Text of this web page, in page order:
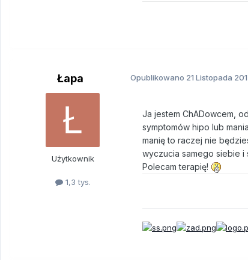
Łapa
Użytkownik
1,3 tys.
Opublikowano 21 Listopada
Ja jestem ChADowcem,
symptomów hipo lub
manię to raczej nie
wyczucia samego siebie i
Polecam terapię!